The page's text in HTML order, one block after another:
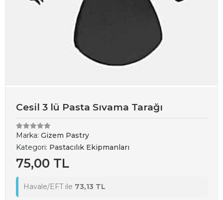
Cesil 3 lü Pasta Sıvama Tarağı
Marka: Gizem Pastry
Kategori: Pastacılık Ekipmanları
75,00 TL
Havale/EFT ile 73,13 TL